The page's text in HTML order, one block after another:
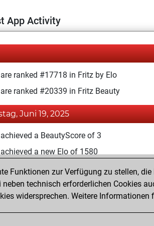
App Activity
ranked #17718 in Fritz by Elo
ranked #20339 in Fritz Beauty
Juni 19, 2025
a BeautyScore of 3
a new Elo of 1580
Juni 12, 2025
your Fritz account
Funktionen zur Verfügung zu stellen,
technisch erforderlichen Cookies
widersprechen. Weitere Informationen